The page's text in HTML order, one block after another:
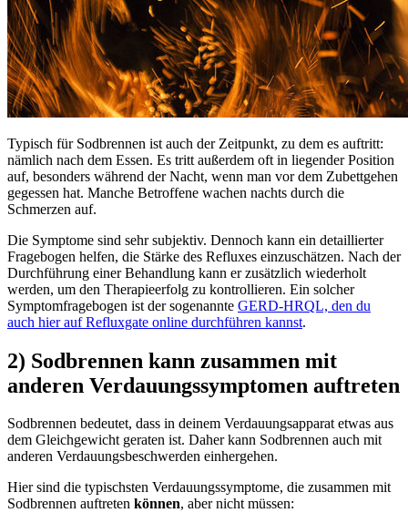
Typisch für Sodbrennen ist auch der Zeitpunkt, zu dem es auftritt:
nämlich nach dem Essen. Es tritt außerdem oft in liegender Position
auf, besonders während der Nacht, wenn man vor dem Zubettgehen
gegessen hat. Manche Betroffene wachen nachts durch die
Schmerzen auf.
Die Symptome sind sehr subjektiv. Dennoch kann ein detaillierter
Fragebogen helfen, die Stärke des Refluxes einzuschätzen. Nach der
Durchführung einer Behandlung kann er zusätzlich wiederholt
werden, um den Therapieerfolg zu kontrollieren. Ein solcher
Symptomfragebogen ist der sogenannte GERD-HRQL, den du
auch hier auf Refluxgate online durchführen kannst.
2) Sodbrennen kann zusammen mit
anderen Verdauungssymptomen auftreten
Sodbrennen bedeutet, dass in deinem Verdauungsapparat etwas aus
dem Gleichgewicht geraten ist. Daher kann Sodbrennen auch mit
anderen Verdauungsbeschwerden einhergehen.
Hier sind die typischsten Verdauungssymptome, die zusammen mit
Sodbrennen auftreten können, aber nicht müssen: